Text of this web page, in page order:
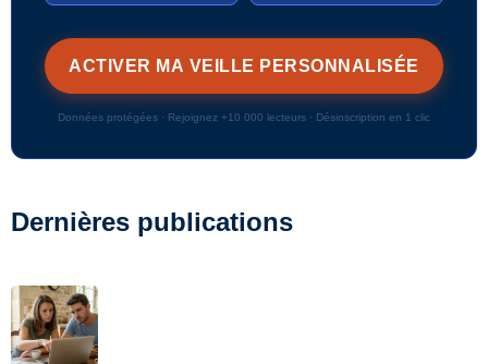
Données protégées · Rejoignez +10 000 lecteurs · Désinscription en 1 clic
Dernières publications